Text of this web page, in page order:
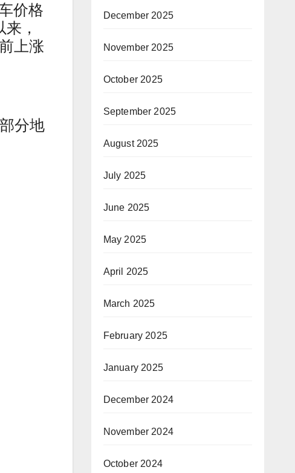
价格
，
上涨
分地
December 2025
November 2025
October 2025
September 2025
August 2025
July 2025
June 2025
May 2025
April 2025
March 2025
February 2025
January 2025
December 2024
November 2024
October 2024